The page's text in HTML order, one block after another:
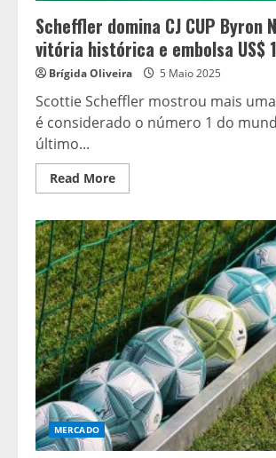
Scheffler domina CJ CUP Byron
vitória histórica e embolsa US$
Brígida Oliveira 5 Maio 2025
Scottie Scheffler mostrou mais
é considerado o número 1 do
último...
Read MoreRead
more
domina
CJ
CUP
Byron
Nelson
com
vitória
histórica
e
embolsa
US$
1,78
milhão
MERCADO